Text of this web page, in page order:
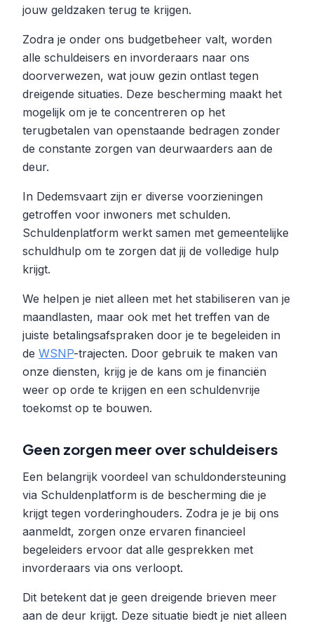
jouw geldzaken terug te krijgen.
Zodra je onder ons budgetbeheer valt, worden
alle schuldeisers en invorderaars naar ons
doorverwezen, wat jouw gezin ontlast tegen
dreigende situaties. Deze bescherming maakt het
mogelijk om je te concentreren op het
terugbetalen van openstaande bedragen zonder
de constante zorgen van deurwaarders aan de
deur.
In Dedemsvaart zijn er diverse voorzieningen
getroffen voor inwoners met schulden.
Schuldenplatform werkt samen met gemeentelijke
schuldhulp om te zorgen dat jij de volledige hulp
krijgt.
We helpen je niet alleen met het stabiliseren van je
maandlasten, maar ook met het treffen van de
juiste betalingsafspraken door je te begeleiden in
de WSNP-trajecten. Door gebruik te maken van
onze diensten, krijg je de kans om je financiën
weer op orde te krijgen en een schuldenvrije
toekomst op te bouwen.
Geen zorgen meer over schuldeisers
Een belangrijk voordeel van schuldondersteuning
via Schuldenplatform is de bescherming die je
krijgt tegen vorderinghouders. Zodra je je bij ons
aanmeldt, zorgen onze ervaren financieel
begeleiders ervoor dat alle gesprekken met
invorderaars via ons verloopt.
Dit betekent dat je geen dreigende brieven meer
aan de deur krijgt. Deze situatie biedt je niet alleen